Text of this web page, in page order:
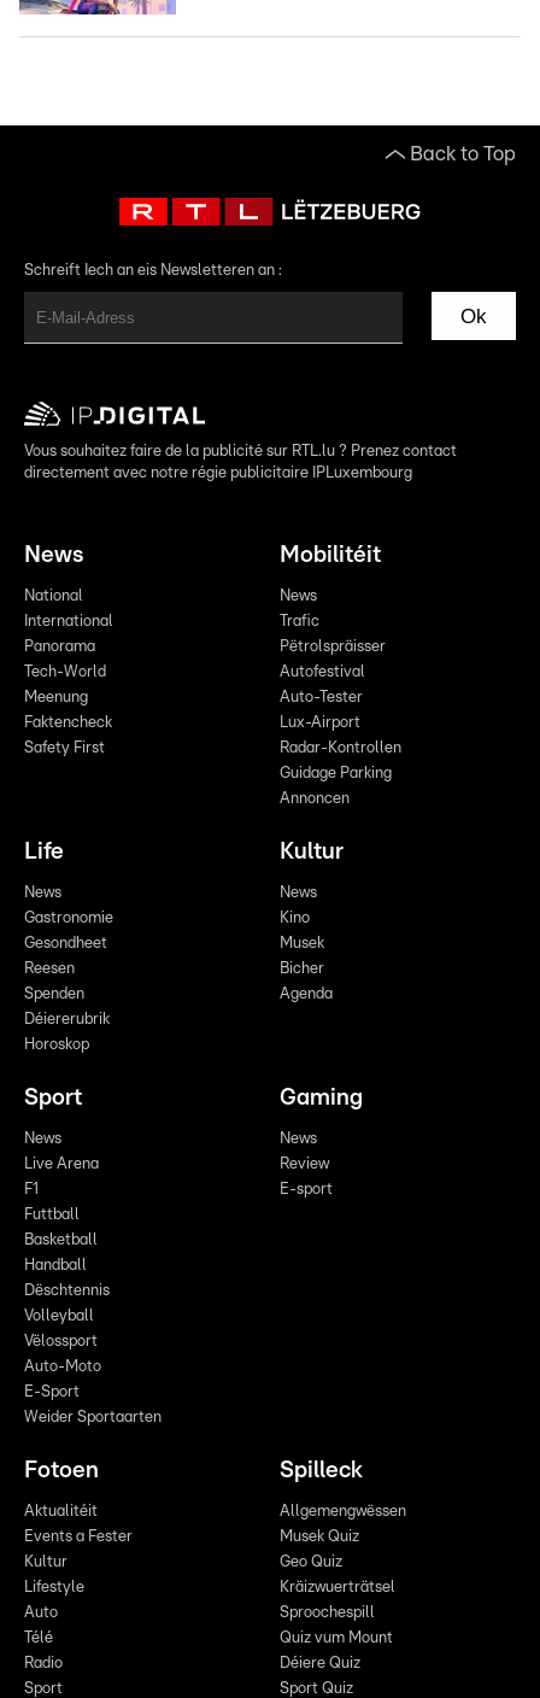
Back to Top
Schreift Iech an eis Newsletteren an :
Ok
Vous souhaitez faire de la publicité sur RTL.lu ? Prenez contact
directement avec notre régie publicitaire IPLuxembourg
News
National
International
Panorama
Tech-World
Meenung
Faktencheck
Safety First
Mobilitéit
News
Trafic
Pëtrolspräisser
Autofestival
Auto-Tester
Lux-Airport
Radar-Kontrollen
Guidage Parking
Annoncen
Life
News
Gastronomie
Gesondheet
Reesen
Spenden
Déiererubrik
Horoskop
Kultur
News
Kino
Musek
Bicher
Agenda
Sport
News
Live Arena
F1
Futtball
Basketball
Handball
Dëschtennis
Volleyball
Vëlossport
Auto-Moto
E-Sport
Weider Sportaarten
Gaming
News
Review
E-sport
Fotoen
Aktualitéit
Events a Fester
Kultur
Lifestyle
Auto
Télé
Radio
Sport
Spilleck
Allgemengwëssen
Musek Quiz
Geo Quiz
Kräizwuerträtsel
Sproochespill
Quiz vum Mount
Déiere Quiz
Sport Quiz